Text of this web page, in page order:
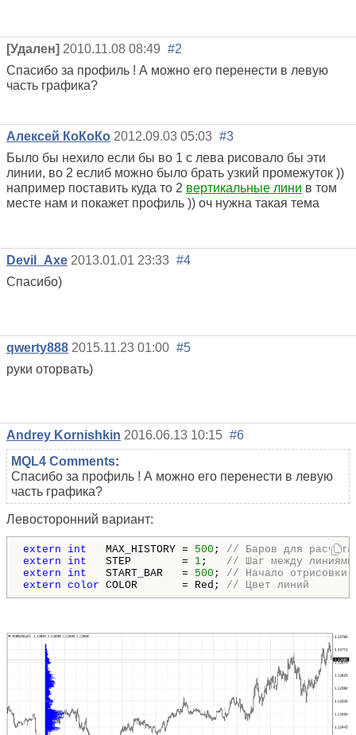
[Удален] 2010.11.08 08:49 #2
Спасибо за профиль ! А можно его перенести в левую
часть графика?
Алексей КоКоКо 2012.09.03 05:03 #3
Было бы нехило если бы во 1 с лева рисовало бы эти
линии, во 2 еслиб можно было брать узкий промежуток ))
например поставить куда то 2 вертикальные лини в том
месте нам и покажет профиль )) оч нужна такая тема
Devil_Axe 2013.01.01 23:33 #4
Спасибо)
qwerty888 2015.11.23 01:00 #5
руки оторвать)
Andrey Kornishkin 2016.06.13 10:15 #6
MQL4 Comments:
Спасибо за профиль ! А можно его перенести в левую
часть графика?
Левосторонний вариант:
extern int MAX_HISTORY = 500 ; // Баров для расчета
extern
int STEP        = 1; // Шаг между линиями
extern
int START_BAR   = 500 ; // Начало отрисовки
extern color COLOR       = Red; // Цвет линий